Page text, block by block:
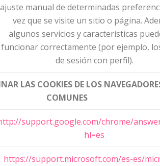
ajuste manual de determinadas
vez que se visite un sitio o página.
algunos servicios y características
funcionar correctamente (por ejemplo,
de sesión con perfil).
LAS COOKIES DE LOS
COMUNES
support.google.com/chrome/
hl=es
https://support.microsoft.com/es-es/